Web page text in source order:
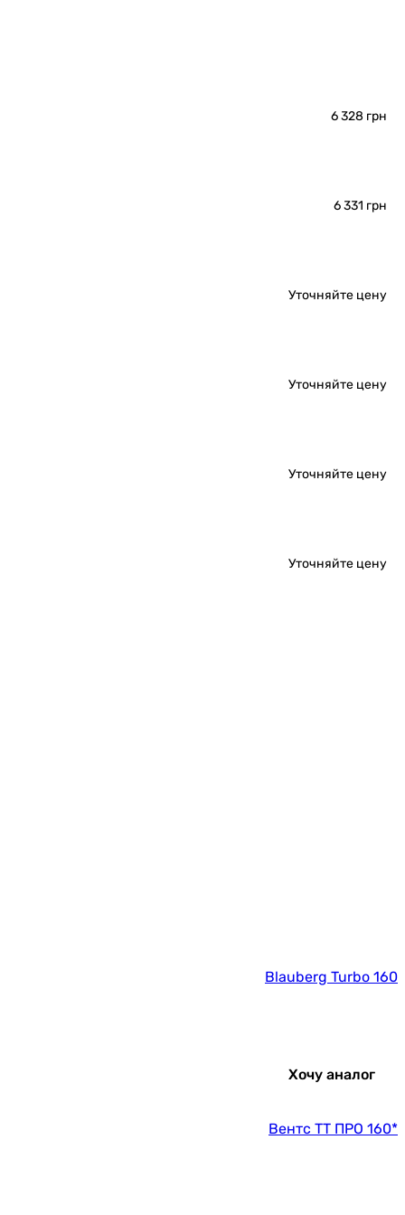
6 328 грн
6 331 грн
Уточняйте цену
Уточняйте цену
Уточняйте цену
Уточняйте цену
Blauberg Turbo 160
Хочу аналог
Вентс ТТ ПРО 160*